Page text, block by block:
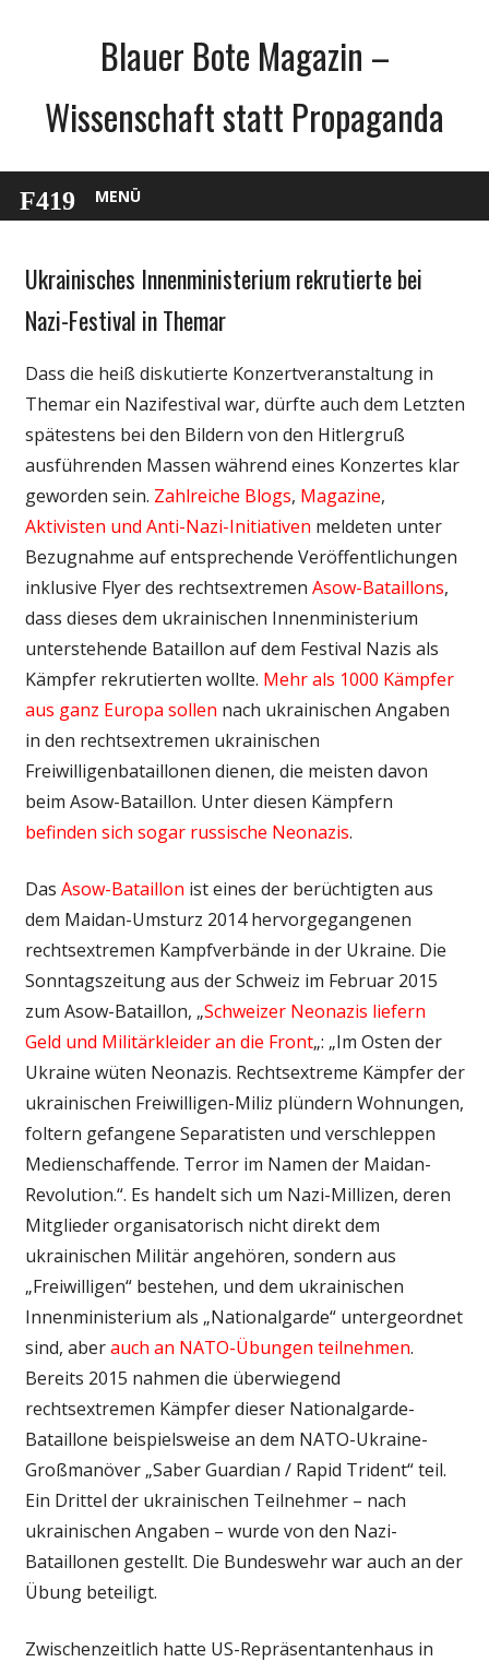
Blauer Bote Magazin –
Wissenschaft statt Propaganda
MENÜ
Gesellschaft
Wissenschaft
Ukrainisches Innenministerium rekrutierte bei
Nazi-Festival in Themar
Dass die heiß diskutierte Konzertveranstaltung in
Themar ein Nazifestival war, dürfte auch dem Letzten
spätestens bei den Bildern von den Hitlergruß
ausführenden Massen während eines Konzertes klar
geworden sein. Zahlreiche Blogs, Magazine,
Aktivisten und Anti-Nazi-Initiativen meldeten unter
Bezugnahme auf entsprechende Veröffentlichungen
inklusive Flyer des rechtsextremen Asow-Bataillons,
dass dieses dem ukrainischen Innenministerium
unterstehende Bataillon auf dem Festival Nazis als
Kämpfer rekrutierten wollte. Mehr als 1000 Kämpfer
aus ganz Europa sollen nach ukrainischen Angaben
in den rechtsextremen ukrainischen
Freiwilligenbataillonen dienen, die meisten davon
beim Asow-Bataillon. Unter diesen Kämpfern
befinden sich sogar russische Neonazis.
Das Asow-Bataillon ist eines der berüchtigten aus
dem Maidan-Umsturz 2014 hervorgegangenen
rechtsextremen Kampfverbände in der Ukraine. Die
Sonntagszeitung aus der Schweiz im Februar 2015
zum Asow-Bataillon, „Schweizer Neonazis liefern
Geld und Militärkleider an die Front„: „Im Osten der
Ukraine wüten Neonazis. Rechtsextreme Kämpfer der
ukrainischen Freiwilligen-Miliz plündern Wohnungen,
foltern gefangene Separatisten und verschleppen
Medienschaffende. Terror im Namen der Maidan-
Revolution.“. Es handelt sich um Nazi-Millizen, deren
Mitglieder organisatorisch nicht direkt dem
ukrainischen Militär angehören, sondern aus
„Freiwilligen“ bestehen, und dem ukrainischen
Innenministerium als „Nationalgarde“ untergeordnet
sind, aberauch an NATO-Übungen teilnehmen.
Bereits 2015 nahmen die überwiegend
rechtsextremen Kämpfer dieser Nationalgarde-
Bataillone beispielsweise an dem NATO-Ukraine-
Großmanöver „Saber Guardian / Rapid Trident“ teil.
Ein Drittel der ukrainischen Teilnehmer – nach
ukrainischen Angaben – wurde von den Nazi-
Bataillonen gestellt. Die Bundeswehr war auch an der
Übung beteiligt.
Zwischenzeitlich hatte US-Repräsentantenhaus in